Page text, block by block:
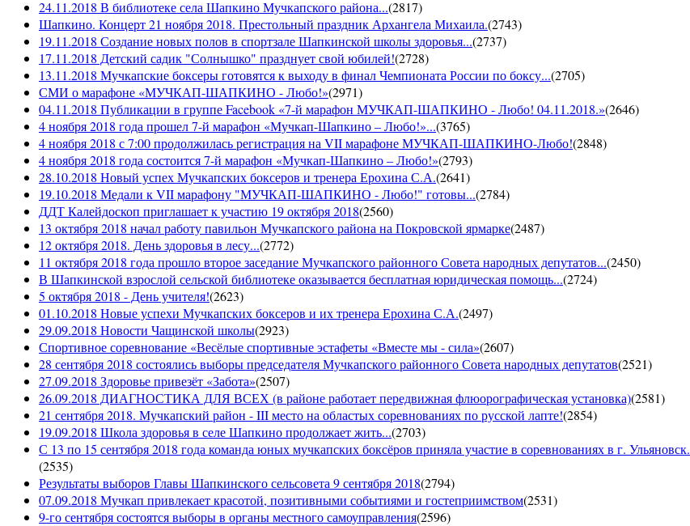
24.11.2018 В библиотеке села Шапкино Мучкапского района...(2817)
Шапкино. Концерт 21 ноября 2018. Престольный праздник Архангела Михаила.(2743)
19.11.2018 Создание новых полов в спортзале Шапкинской школы здоровья...(2737)
17.11.2018 Детский садик "Солнышко" празднует свой юбилей!(2728)
13.11.2018 Мучкапские боксеры готовятся к выходу в финал Чемпионата России по боксу...(2705)
СМИ о марафоне «МУЧКАП-ШАПКИНО - Любо!»(2971)
04.11.2018 Публикации в группе Facebook «7-й марафон МУЧКАП-ШАПКИНО - Любо! 04.11.2018.»(2646)
4 ноября 2018 года прошел 7-й марафон «Мучкап-Шапкино – Любо!»...(3765)
4 ноября 2018 с 7:00 продолжилась регистрация на VII марафоне МУЧКАП-ШАПКИНО-Любо!(2848)
4 ноября 2018 года состоится 7-й марафон «Мучкап-Шапкино – Любо!»(2793)
28.10.2018 Новый успех Мучкапских боксеров и тренера Ерохина С.А.(2641)
19.10.2018 Медали к VII марафону "МУЧКАП-ШАПКИНО - Любо!" готовы...(2784)
ДДТ Калейдоскоп приглашает к участию 19 октября 2018(2560)
13 октября 2018 начал работу павильон Мучкапского района на Покровской ярмарке(2487)
12 октября 2018. День здоровья в лесу...(2772)
11 октября 2018 года прошло второе заседание Мучкапского районного Совета народных депутатов...(2450)
В Шапкинской взрослой сельской библиотеке оказывается бесплатная юридическая помощь...(2724)
5 октября 2018 - День учителя!(2623)
01.10.2018 Новые успехи Мучкапских боксеров и их тренера Ерохина С.А.(2497)
29.09.2018 Новости Чащинской школы(2923)
Спортивное соревнование «Весёлые спортивные эстафеты «Вместе мы - сила»(2607)
28 сентября 2018 состоялись выборы председателя Мучкапского районного Совета народных депутатов(2521)
27.09.2018 Здоровье привезёт «Забота»(2507)
26.09.2018 ДИАГНОСТИКА ДЛЯ ВСЕХ (в районе работает передвижная флюорографическая установка)(2581)
21 сентября 2018. Мучкапский район - III место на областых соревнованиях по русской лапте!(2854)
19.09.2018 Школа здоровья в селе Шапкино продолжает жить...(2703)
С 13 по 15 сентября 2018 года команда юных мучкапских боксёров приняла участие в соревнованиях в г. Ульяновск.
(2535)
Результаты выборов Главы Шапкинского сельсовета 9 сентября 2018(2794)
07.09.2018 Мучкап привлекает красотой, позитивными событиями и гостеприимством(2531)
9-го сентября состоятся выборы в органы местного самоуправления(2596)